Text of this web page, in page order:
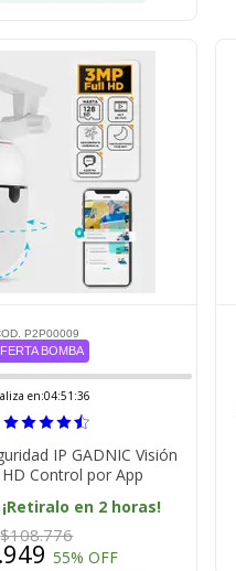
P2P00009
BOMBA
en:04:51:35
IP GADNIC Visión
Control por App
¡Retiralo en 2 horas!
$108.776
55% OFF